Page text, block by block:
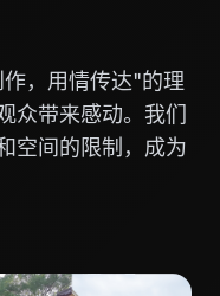
，用情传达"的理
众带来感动。我们
空间的限制，成为